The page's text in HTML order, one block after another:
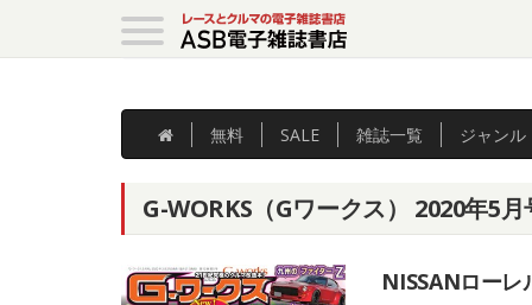
無料 SALE 雑誌一覧 ジャンル
G-WORKS（Gワークス） 2020年5
NISSANローレ